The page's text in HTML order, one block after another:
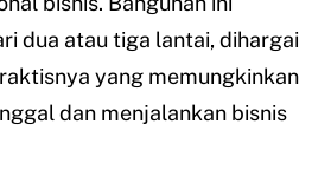
dua atau tiga lantai, dihargai
yang memungkinkan
dan menjalankan bisnis